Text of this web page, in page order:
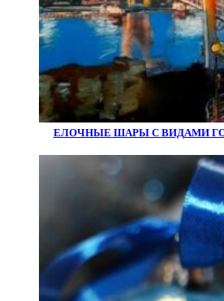
ЕЛОЧНЫЕ ШАРЫ С ВИДАМИ